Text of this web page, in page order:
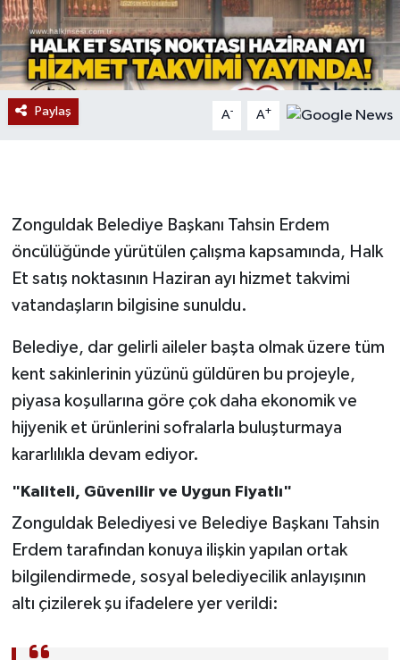
Paylaş A- A+
Zonguldak Belediye Başkanı Tahsin Erdem
öncülüğünde yürütülen çalışma kapsamında, Halk
Et satış noktasının Haziran ayı hizmet takvimi
vatandaşların bilgisine sunuldu.
Belediye, dar gelirli aileler başta olmak üzere tüm
kent sakinlerinin yüzünü güldüren bu projeyle,
piyasa koşullarına göre çok daha ekonomik ve
hijyenik et ürünlerini sofralarla buluşturmaya
kararlılıkla devam ediyor.
"Kaliteli, Güvenilir ve Uygun Fiyatlı"
Zonguldak Belediyesi ve Belediye Başkanı Tahsin
Erdem tarafından konuya ilişkin yapılan ortak
bilgilendirmede, sosyal belediyecilik anlayışının
altı çizilerek şu ifadelere yer verildi:
DUNYA
Düzce
Eğitim
Gökçebey
GÜNDEM
Kilimli
Kültür - Sanat
Resmi İlan
Röportaj
Sağlık